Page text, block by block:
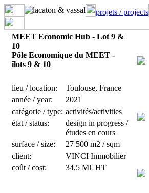
projets / projects
MEET Economic Hub - Lot 9 &
10
Pôle Economique du MEET -
îlots 9 & 10
lieu / location:
Toulouse, France
année / year:
2021
catégorie / type: activités/activities
état / status:
design in progress /
études en cours
surface / size:
27 500 m2 / sqm
client:
VINCI Immobilier
coût / cost:
34,5 M€ HT